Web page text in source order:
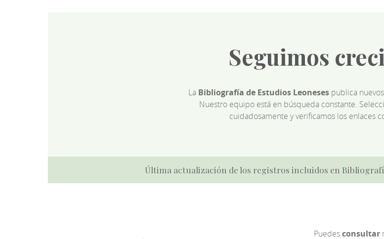
Seguimos
La Bibliografía de Estudios Leonesespublica
Nuestro equipo está en búsqueda constante.
cuidadosamente y verificamos los enlaces
Última actualización de los registros incluidos en
Puedesconsultar